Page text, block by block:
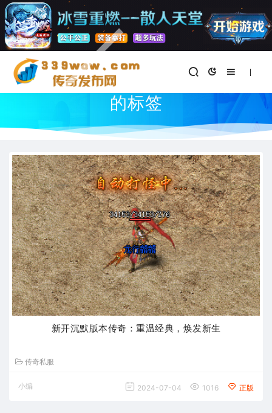
首页
与 "最新传奇私服发布网"相关
的标签
新开沉默版本传奇：重温经典，焕发新生
传奇私服
小编 2024-07-04 1016 正版